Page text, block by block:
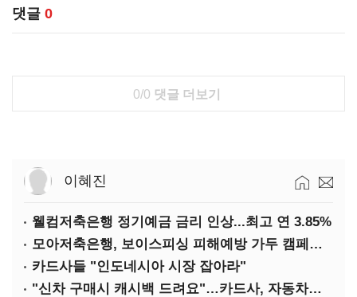
댓글 0
0/0 댓글 더보기
이혜진
웰컴저축은행 정기예금 금리 인상...최고 연 3.85%
모아저축은행, 보이스피싱 피해예방 가두 캠페인 실시
카드사들 "인도네시아 시장 잡아라"
"신차 구매시 캐시백 드려요"…카드사, 자동차금융 마케팅